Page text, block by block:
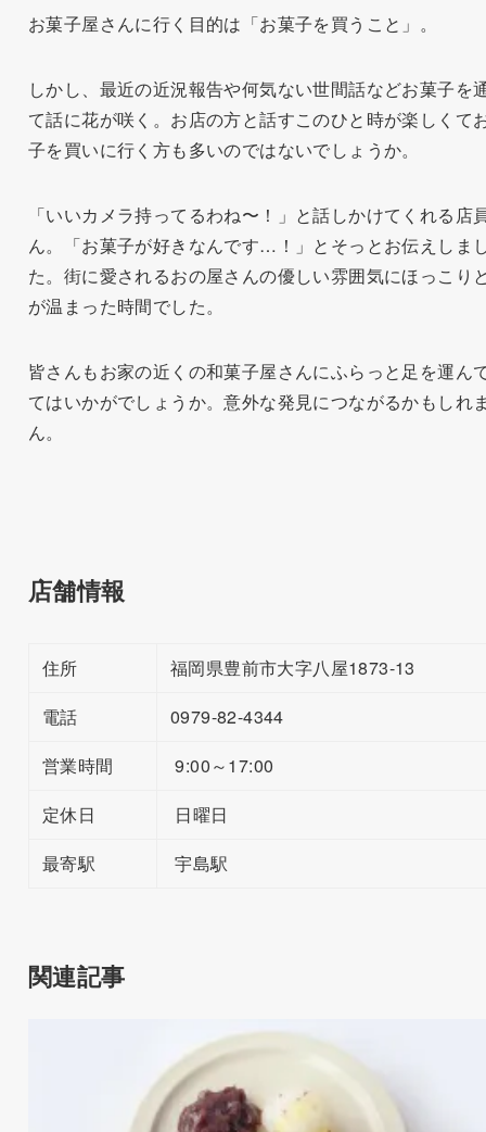
お菓子屋さんに行く目的は「お菓子を買うこと」。
しかし、最近の近況報告や何気ない世間話などお菓子を
て話に花が咲く。お店の方と話すこのひと時が楽しくて
子を買いに行く方も多いのではないでしょうか。
「いいカメラ持ってるわね〜！」と話しかけてくれる店
ん。「お菓子が好きなんです…！」とそっとお伝えしま
た。街に愛されるおの屋さんの優しい雰囲気にほっこり
が温まった時間でした。
皆さんもお家の近くの和菓子屋さんにふらっと足を運ん
てはいかがでしょうか。意外な発見につながるかもしれ
ん。
店舗情報
住所
福岡県豊前市大字八屋1873-13
電話
0979-82-4344
営業時間
9:00～17:00
定休日
日曜日
最寄駅
宇島駅
関連記事